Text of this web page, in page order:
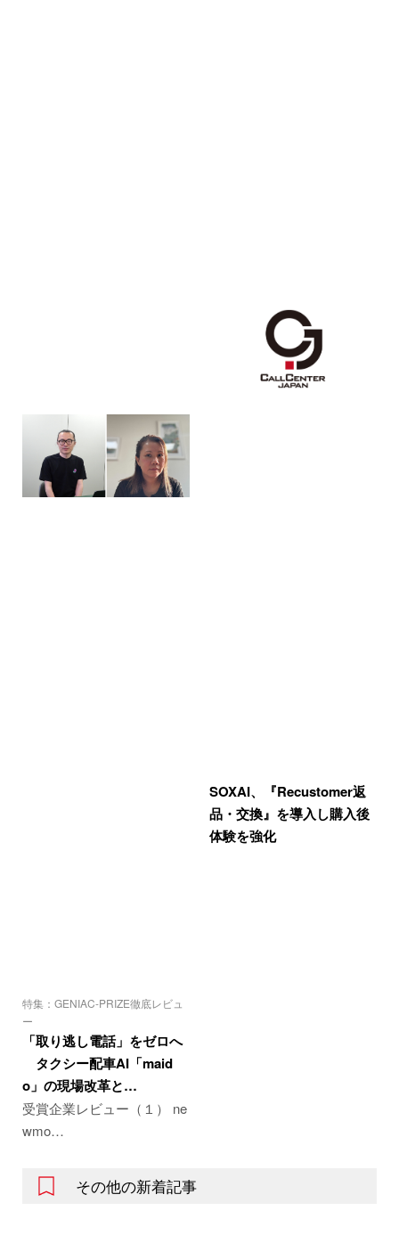
特集：GENIAC-PRIZE徹底レビュ
ー
「取り逃し電話」をゼロへ
タクシー配車AI「maid
o」の現場改革と…
受賞企業レビュー（１） ne
wmo…
SOXAI、『Recustomer返
品・交換』を導入し購入後
体験を強化
その他の新着記事